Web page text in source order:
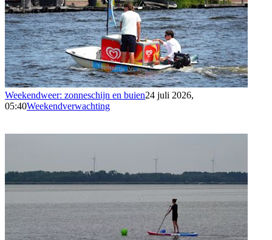
Weekendweer: zonneschijn en buien24 juli 2026,
05:40Weekendverwachting